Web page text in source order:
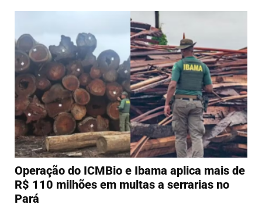
Operação do ICMBio e Ibama aplica mais de
R$ 110 milhões em multas a serrarias no
Pará